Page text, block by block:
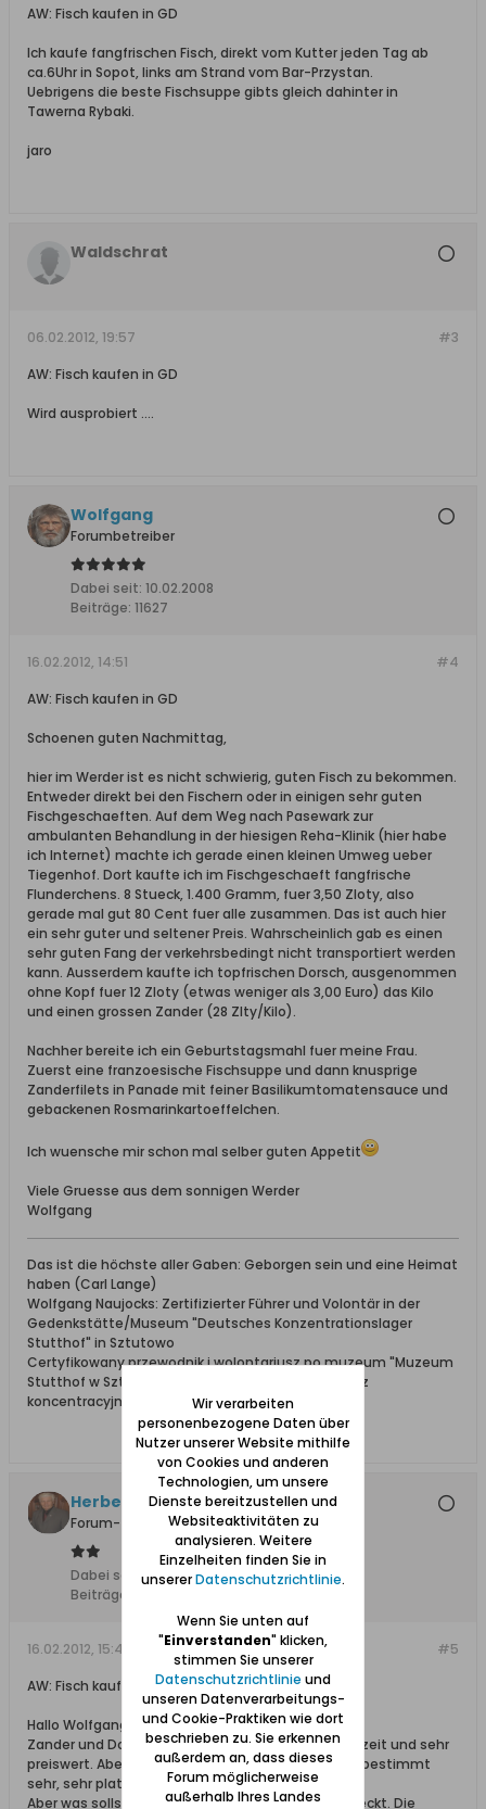
AW: Fisch kaufen in GD
Ich kaufe fangfrischen Fisch, direkt vom Kutter jeden Tag ab
ca.6Uhr in Sopot, links am Strand vom Bar-Przystan.
Uebrigens die beste Fischsuppe gibts gleich dahinter in
Tawerna Rybaki.
jaro
Waldschrat
#3
06.02.2012, 19:57
AW: Fisch kaufen in GD
Wird ausprobiert ....
Wolfgang
Forumbetreiber
Dabei seit: 10.02.2008
Beiträge: 11627
#4
16.02.2012, 14:51
AW: Fisch kaufen in GD
Schoenen guten Nachmittag,
hier im Werder ist es nicht schwierig, guten Fisch zu bekommen.
Entweder direkt bei den Fischern oder in einigen sehr guten
Fischgeschaeften. Auf dem Weg nach Pasewark zur
ambulanten Behandlung in der hiesigen Reha-Klinik (hier habe
ich Internet) machte ich gerade einen kleinen Umweg ueber
Tiegenhof. Dort kaufte ich im Fischgeschaeft fangfrische
Flunderchens. 8 Stueck, 1.400 Gramm, fuer 3,50 Zloty, also
gerade mal gut 80 Cent fuer alle zusammen. Das ist auch hier
ein sehr guter und seltener Preis. Wahrscheinlich gab es einen
sehr guten Fang der verkehrsbedingt nicht transportiert werden
kann. Ausserdem kaufte ich topfrischen Dorsch, ausgenommen
ohne Kopf fuer 12 Zloty (etwas weniger als 3,00 Euro) das Kilo
und einen grossen Zander (28 Zlty/Kilo).
Nachher bereite ich ein Geburtstagsmahl fuer meine Frau.
Zuerst eine franzoesische Fischsuppe und dann knusprige
Zanderfilets in Panade mit feiner Basilikumtomatensauce und
gebackenen Rosmarinkartoeffelchen.
Ich wuensche mir schon mal selber guten Appetit
Viele Gruesse aus dem sonnigen Werder
Wolfgang
Das ist die höchste aller Gaben: Geborgen sein und eine Heimat
haben (Carl Lange)
Wolfgang Naujocks: Zertifizierter Führer und Volontär in der
Gedenkstätte/Museum "Deutsches Konzentrationslager
Stutthof" in Sztutowo
Certyfikowany przewodnik i wolontariusz po muzeum "Muzeum
Stutthof w Sztutowie - Niemiecki nazistowski obóz
koncentracyjny i zagłady"
Herbert Claaßen
Forum-Teilnehmer
Dabei seit: 13.02.2008
Beiträge:
#5
16.02.2012, 15:41
AW: Fisch kaufen in GD
Hallo Wolfgang!
Zander und Dorsch hervorragend um diese Jahreszeit und sehr
preiswert. Aber die Flunderchens? Die waren doch bestimmt
sehr, sehr platt und abgemagert.
Aber was solls. Hauptsache alles hat gut geschmeckt. Die
Wir verarbeiten
personenbezogene Daten über
Nutzer unserer Website mithilfe
von Cookies und anderen
Technologien, um unsere
Dienste bereitzustellen und
Websiteaktivitäten zu
analysieren. Weitere
Einzelheiten finden Sie in
unsererDatenschutzrichtlinie.
Wenn Sie unten auf
"Einverstanden" klicken,
stimmen Sie unserer
Datenschutzrichtlinie und
unseren Datenverarbeitungs-
und Cookie-Praktiken wie dort
beschrieben zu. Sie erkennen
außerdem an, dass dieses
Forum möglicherweise
außerhalb Ihres Landes